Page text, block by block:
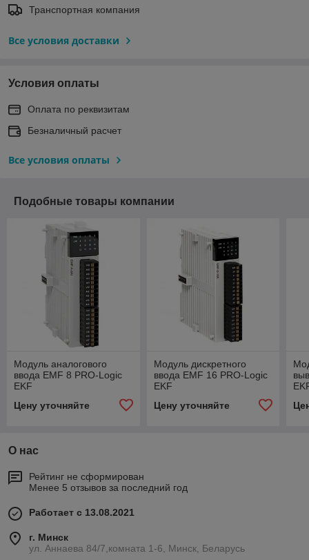
Транспортная компания
Все условия доставки
Условия оплаты
Оплата по реквизитам
Безналичный расчет
Все условия оплаты
Подобные товары компании
Модуль аналогового
ввода EMF 8 PRO-Logic
EKF
Цену уточняйте
Модуль дискретного
ввода EMF 16 PRO-Logic
EKF
Цену уточняйте
О нас
Рейтинг не сформирован
Менее 5 отзывов за последний год
Работает с 13.08.2021
г. Минск
ул. Аннаева 84/7,комната 1-6, Минск, Беларусь